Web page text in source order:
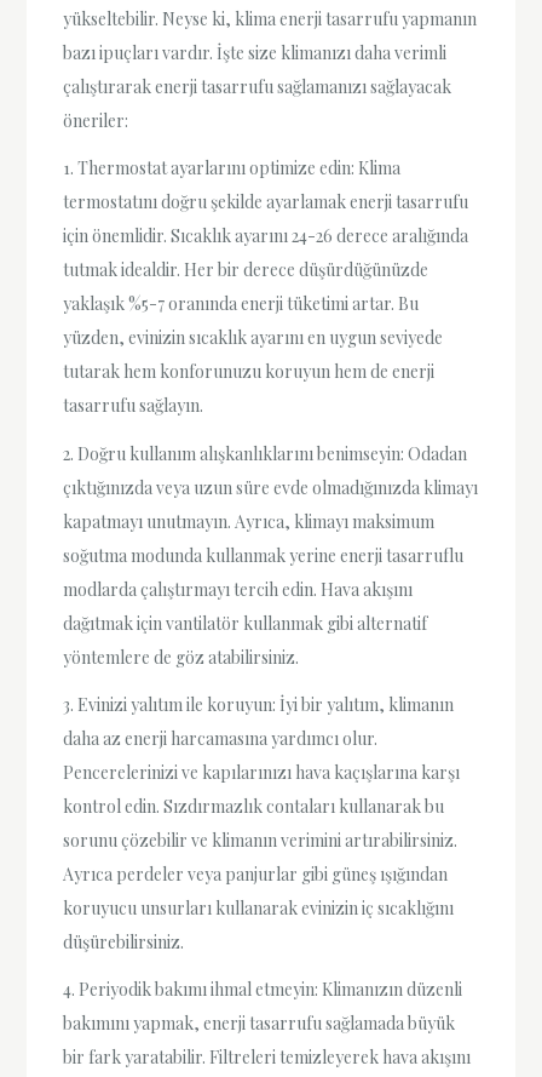
yükseltebilir. Neyse ki, klima enerji tasarrufu yapmanın
bazı ipuçları vardır. İşte size klimanızı daha verimli
çalıştırarak enerji tasarrufu sağlamanızı sağlayacak
öneriler:
1. Thermostat ayarlarını optimize edin: Klima
termostatını doğru şekilde ayarlamak enerji tasarrufu
için önemlidir. Sıcaklık ayarını 24-26 derece aralığında
tutmak idealdir. Her bir derece düşürdüğünüzde
yaklaşık %5-7 oranında enerji tüketimi artar. Bu
yüzden, evinizin sıcaklık ayarını en uygun seviyede
tutarak hem konforunuzu koruyun hem de enerji
tasarrufu sağlayın.
2. Doğru kullanım alışkanlıklarını benimseyin: Odadan
çıktığınızda veya uzun süre evde olmadığınızda klimayı
kapatmayı unutmayın. Ayrıca, klimayı maksimum
soğutma modunda kullanmak yerine enerji tasarruflu
modlarda çalıştırmayı tercih edin. Hava akışını
dağıtmak için vantilatör kullanmak gibi alternatif
yöntemlere de göz atabilirsiniz.
3. Evinizi yalıtım ile koruyun: İyi bir yalıtım, klimanın
daha az enerji harcamasına yardımcı olur.
Pencerelerinizi ve kapılarınızı hava kaçışlarına karşı
kontrol edin. Sızdırmazlık contaları kullanarak bu
sorunu çözebilir ve klimanın verimini artırabilirsiniz.
Ayrıca perdeler veya panjurlar gibi güneş ışığından
koruyucu unsurları kullanarak evinizin iç sıcaklığını
düşürebilirsiniz.
4. Periyodik bakımı ihmal etmeyin: Klimanızın düzenli
bakımını yapmak, enerji tasarrufu sağlamada büyük
bir fark yaratabilir. Filtreleri temizleyerek hava akışını